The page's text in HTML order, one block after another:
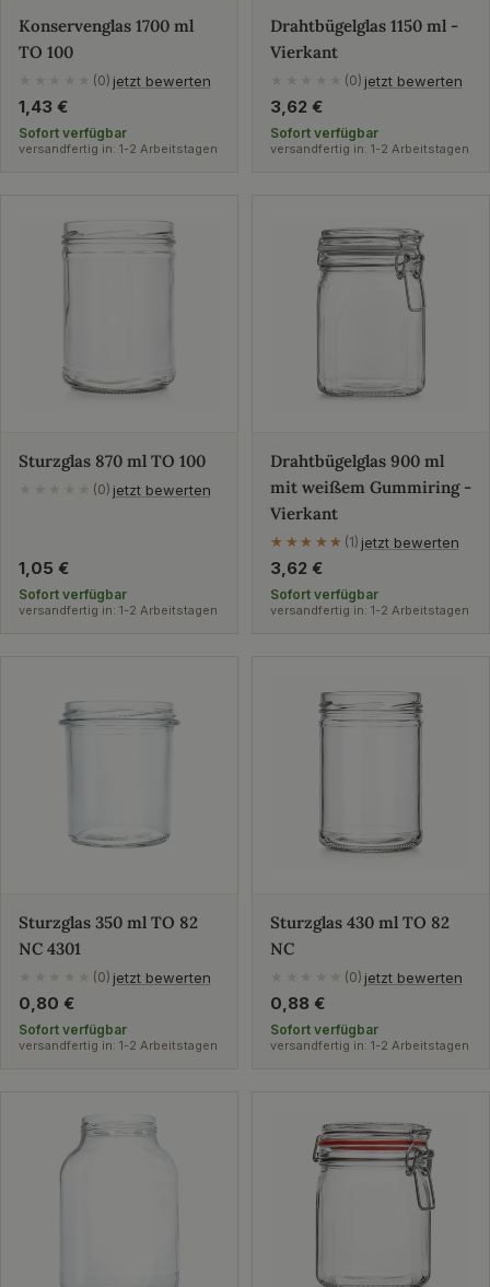
Konservenglas 1700 ml
TO 100
(0) jetzt bewerten
Regulärer
Preis
1,43 €
Sofort verfügbar
versandfertig in: 1-2 Arbeitstagen
Drahtbügelglas 1150 ml -
Vierkant
(0) jetzt bewerten
Regulärer
Preis
3,62 €
Sofort verfügbar
versandfertig in: 1-2 Arbeitstagen
Sturzglas 870 ml TO 100
(0) jetzt bewerten
Regulärer
Preis
1,05 €
Sofort verfügbar
versandfertig in: 1-2 Arbeitstagen
Drahtbügelglas 900 ml
mit weißem Gummiring -
Vierkant
★★★★★
★★★★★ (1) jetzt bewerten
Regulärer
Preis
3,62 €
Sofort verfügbar
versandfertig in: 1-2 Arbeitstagen
Sturzglas 350 ml TO 82
NC 4301
(0) jetzt bewerten
Regulärer
Preis
0,80 €
Sofort verfügbar
versandfertig in: 1-2 Arbeitstagen
Sturzglas 430 ml TO 82
NC
(0) jetzt bewerten
Regulärer
Preis
0,88 €
Sofort verfügbar
versandfertig in: 1-2 Arbeitstagen